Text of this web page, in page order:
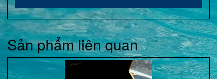
Sản phẩm liên quan